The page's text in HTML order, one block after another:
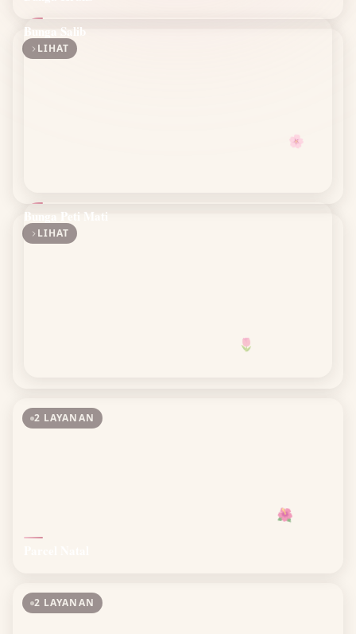
🌸
🌺
🌷
LIHAT
Bunga Salib
LIHAT
Bunga Peti Mati
2 LAYANAN
2 LAYANAN